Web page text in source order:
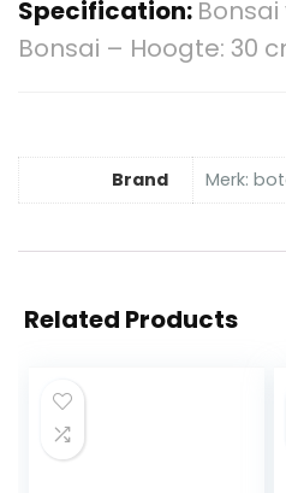
Specification:
Bonsai – Hoogte: 30
Brand Merk:
Related Products